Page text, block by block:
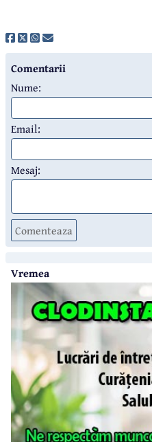
Comentarii
Nume:
Email:
Mesaj:
Comenteaza
Vremea